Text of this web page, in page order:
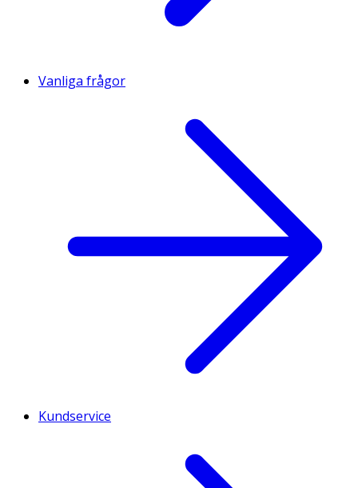
Vanliga frågor
Kundservice